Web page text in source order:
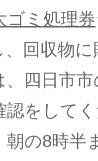
ゴミ処理券
、回収物
、四日市
認をして
朝の8時半